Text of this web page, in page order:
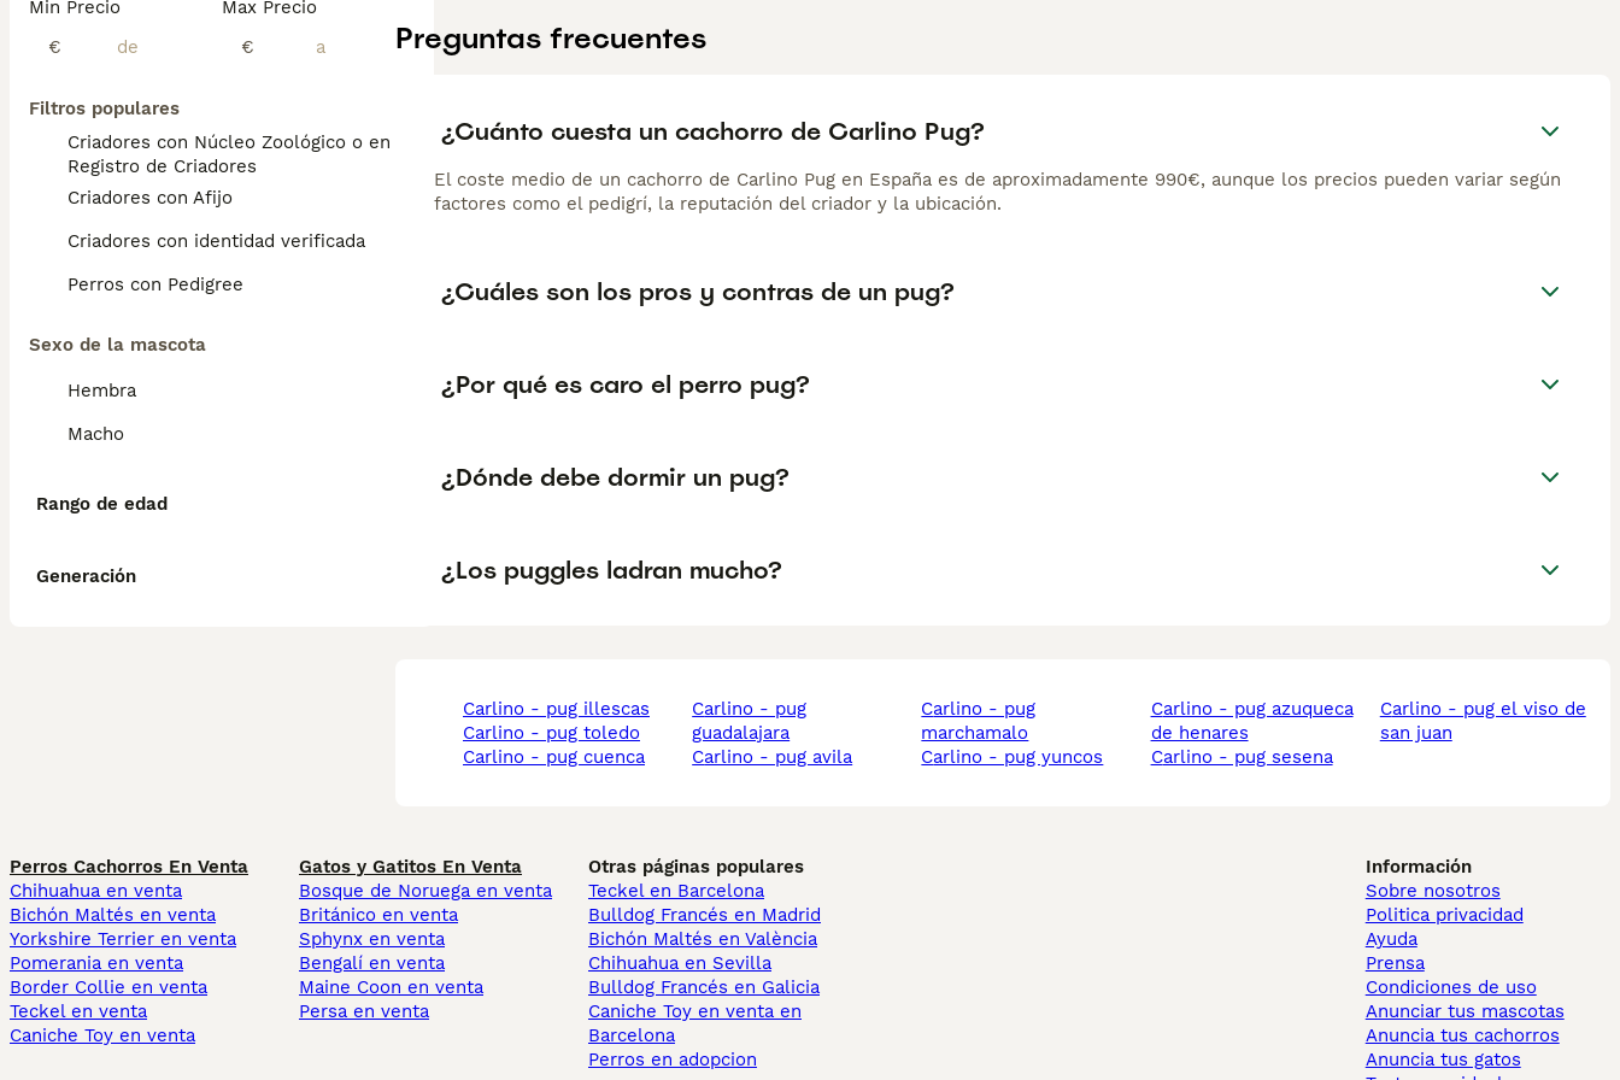
Min Precio
€
Max Precio
€
Filtros populares
Criadores con Núcleo Zoológico o en el
Registro de Criadores
Criadores con Afijo
Criadores con identidad verificada
Perros con Pedigree
Sexo de la mascota
Hembra
Macho
Rango de edad
Generación
Preguntas frecuentes
¿Cuánto cuesta un cachorro de Carlino Pug?
El coste medio de un cachorro de Carlino Pug en España es de aproximadamente 990€, aunque los precios pueden variar según
factores como el pedigrí, la reputación del criador y la ubicación.
¿Cuáles son los pros y contras de un pug?
¿Por qué es caro el perro pug?
¿Dónde debe dormir un pug?
¿Los puggles ladran mucho?
carlino - pug illescas
carlino - pug toledo
carlino - pug cuenca
carlino - pug
guadalajara
carlino - pug avila
carlino - pug
marchamalo
carlino - pug yuncos
carlino - pug azuqueca
de henares
carlino - pug sesena
carlino - pug el viso de
san juan
Perros Cachorros En Venta
Chihuahua en venta
Bichón Maltés en venta
Yorkshire Terrier en venta
Pomerania en venta
Border Collie en venta
Teckel en venta
Caniche Toy en venta
Gatos y Gatitos En Venta
Bosque de Noruega en venta
Británico en venta
Sphynx en venta
Bengalí en venta
Maine Coon en venta
Persa en venta
Otras páginas populares
Teckel en Barcelona
Bulldog Francés en Madrid
Bichón Maltés en València
Chihuahua en Sevilla
Bulldog Francés en Galicia
Caniche Toy en venta en
Barcelona
Perros en adopcion
Información
Sobre nosotros
Politica privacidad
Ayuda
Prensa
Condiciones de uso
Anunciar tus mascotas
Anuncia tus cachorros
Anuncia tus gatos